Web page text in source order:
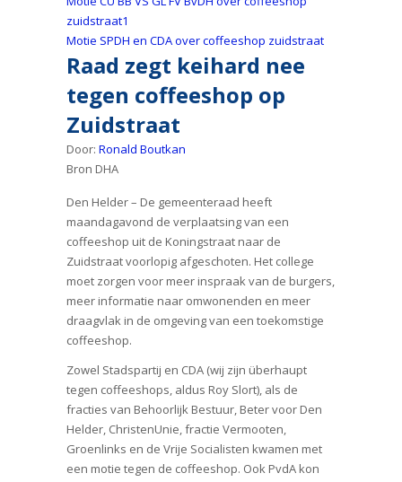
zuidstraat1
Motie SPDH en CDA over coffeeshop zuidstraat
Raad zegt keihard nee
tegen coffeeshop op
Zuidstraat
Door: Ronald Boutkan
Bron DHA
Den Helder – De gemeenteraad heeft
maandagavond de verplaatsing van een
coffeeshop uit de Koningstraat naar de
Zuidstraat voorlopig afgeschoten. Het college
moet zorgen voor meer inspraak van de burgers,
meer informatie naar omwonenden en meer
draagvlak in de omgeving van een toekomstige
coffeeshop.
Zowel Stadspartij en CDA (wij zijn überhaupt
tegen coffeeshops, aldus Roy Slort), als de
fracties van Behoorlijk Bestuur, Beter voor Den
Helder, ChristenUnie, fractie Vermooten,
Groenlinks en de Vrije Socialisten kwamen met
een motie tegen de coffeeshop. Ook PvdA kon